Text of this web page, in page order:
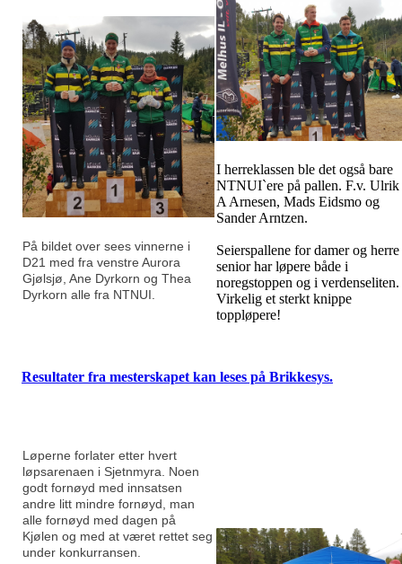
På bildet over sees vinnerne i
D21 med fra venstre Aurora
Gjølsjø, Ane Dyrkorn og Thea
Dyrkorn alle fra NTNUI.
I herreklassen ble det også bare
NTNUI`ere på pallen. F.v. Ulrik
A Arnesen, Mads Eidsmo og
Sander Arntzen.
Seierspallene for damer og herre
senior har løpere både i
noregstoppen og i verdenseliten.
Virkelig et sterkt knippe
toppløpere!
Resultater fra mesterskapet kan leses på Brikkesys.
Løperne forlater etter hvert
løpsarenaen i Sjetnmyra. Noen
godt fornøyd med innsatsen
andre litt mindre fornøyd, man
alle fornøyd med dagen på
Kjølen og med at været rettet seg
under konkurransen.